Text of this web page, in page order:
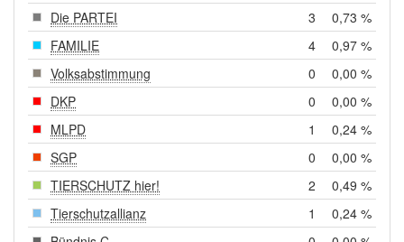
Die PARTEI
3
0,73 %
FAMILIE
4
0,97 %
Volksabstimmung
0
0,00 %
DKP
0
0,00 %
MLPD
1
0,24 %
SGP
0
0,00 %
TIERSCHUTZ hier!
2
0,49 %
Tierschutzallianz
1
0,24 %